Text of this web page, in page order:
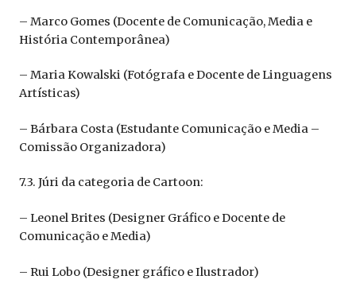
– Marco Gomes (Docente de Comunicação, Media e
História Contemporânea)
– Maria Kowalski (Fotógrafa e Docente de Linguagens
Artísticas)
– Bárbara Costa (Estudante Comunicação e Media –
Comissão Organizadora)
7.3. Júri da categoria de Cartoon:
– Leonel Brites (Designer Gráfico e Docente de
Comunicação e Media)
– Rui Lobo (Designer gráfico e Ilustrador)